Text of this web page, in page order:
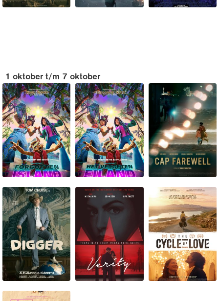
1 oktober t/m 7 oktober